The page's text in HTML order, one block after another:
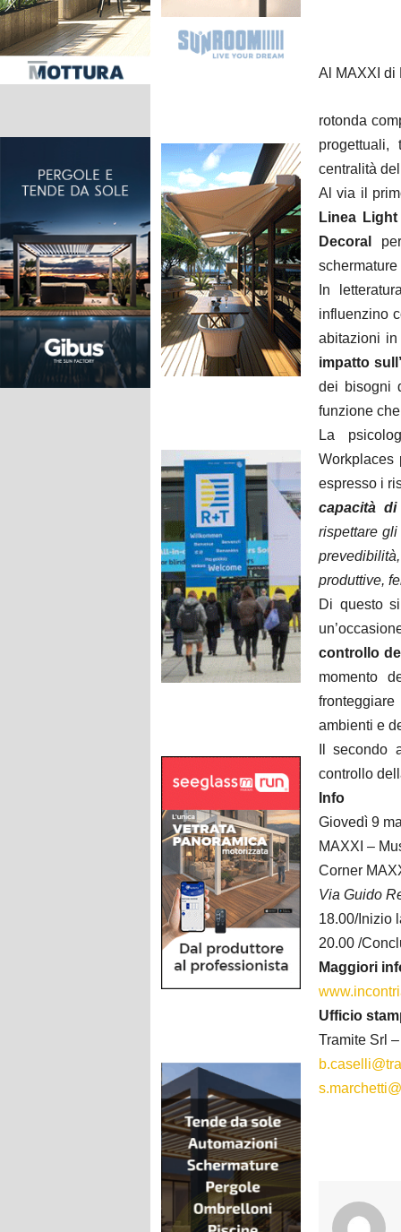
Al MAXXI di
rotonda
progettuali,
centralità
Al via il
Linea
Decoral
In
influenzino
abitazioni
impatto
dei bisogni
funzione
La
Workplaces
espresso i
capacità
rispettare
produttive,
Di questo
controllo
momento
ambienti e
Il secondo
controllo
Info
Giovedì 9
MAXXI –
Corner
Via Guido
18.00/Inizio
20.00 /
Maggiori
Ufficio
Tramite Srl